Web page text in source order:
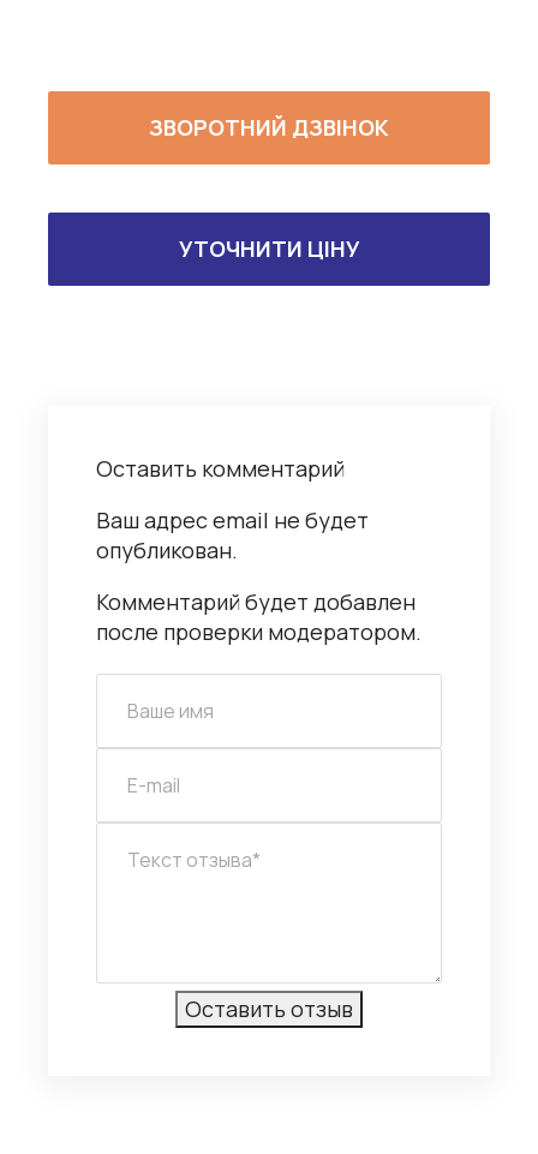
ЗВОРОТНИЙ ДЗВІНОК
УТОЧНИТИ ЦІНУ
Оставить комментарий
Ваш адрес email не будет
опубликован.
Комментарий будет добавлен
после проверки модератором.